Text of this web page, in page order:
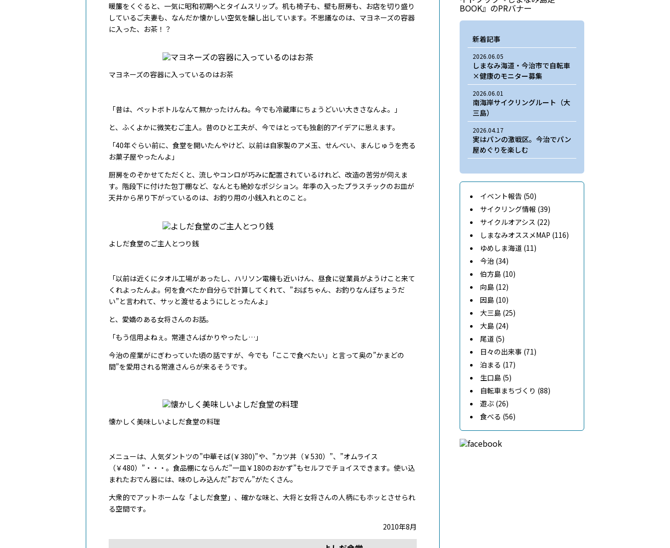
暖簾をくぐると、一気に昭和初期へとタイムスリップ。机も椅子も、壁も厨房も、お店を切り盛り
しているご夫妻も、なんだか懐かしい空気を醸し出しています。不思議なのは、マヨネーズの容器
に入った、お茶！？
マヨネーズの容器に入っているのはお茶
「昔は、ペットボトルなんて無かったけんね。今でも冷蔵庫にちょうどいい大きさなんよ。」
と、ふくよかに微笑むご主人。昔のひと工夫が、今ではとっても独創的アイデアに思えます。
「40年ぐらい前に、食堂を開いたんやけど、以前は自家製のアメ玉、せんべい、まんじゅうを売る
お菓子屋やったんよ」
厨房をのぞかせてただくと、流しやコンロが巧みに配置されているけれど、改造の苦労が伺えま
す。階段下に付けた包丁棚など、なんとも絶妙なポジション。年季の入ったプラスチックのお皿が
天井から吊り下がっているのは、お釣り用の小銭入れとのこと。
よしだ食堂のご主人とつり銭
「以前は近くにタオル工場があったし、ハリソン電機も近いけん、昼食に従業員がようけこと来て
くれよったんよ。何を食べたか自分らで計算してくれて、”おばちゃん、お釣りなんぼちょうだ
い”と言われて、サッと渡せるようにしとったんよ」
と、愛嬌のある女将さんのお話。
「もう信用よねぇ。常連さんばかりやったし…」
今治の産業がにぎわっていた頃の話ですが、今でも「ここで食べたい」と言って奥の”かまどの
間”を愛用される常連さんらが来るそうです。
懐かしく美味しいよしだ食堂の料理
メニューは、人気ダントツの”中華そば(￥380)”や、”カツ丼（￥530）”、”オムライス
（￥480）”・・・。食品棚にならんだ”一皿￥180のおかず”もセルフでチョイスできます。使い込
まれたおでん器には、味のしみ込んだ”おでん”がたくさん。
大衆的でアットホームな「よしだ食堂」、確かな味と、大将と女将さんの人柄にもホッとさせられ
る空間です。
2010年8月
新着記事
2026.06.05
しまなみ海道・今治市で自転車
×健康のモニター募集
2026.06.01
南海岸サイクリングルート（大
三島）
2026.04.17
実はパンの激戦区。今治でパン
屋めぐりを楽しむ
イベント報告 (50)
サイクリング情報 (39)
サイクルオアシス (22)
しまなみオススメMAP (116)
ゆめしま海道 (11)
今治 (34)
伯方島 (10)
向島 (12)
因島 (10)
大三島 (25)
大島 (24)
尾道 (5)
日々の出来事 (71)
泊まる (17)
生口島 (5)
自転車まちづくり (88)
遊ぶ (26)
食べる (56)